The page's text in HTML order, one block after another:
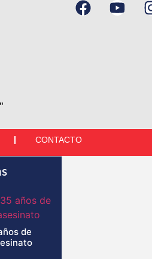
CONTACTO
de